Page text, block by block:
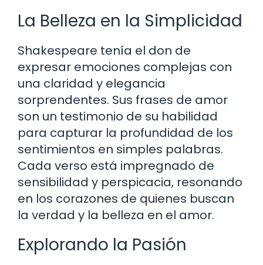
La Belleza en la Simplicidad
Shakespeare tenía el don de
expresar emociones complejas con
una claridad y elegancia
sorprendentes. Sus frases de amor
son un testimonio de su habilidad
para capturar la profundidad de los
sentimientos en simples palabras.
Cada verso está impregnado de
sensibilidad y perspicacia, resonando
en los corazones de quienes buscan
la verdad y la belleza en el amor.
Explorando la Pasión